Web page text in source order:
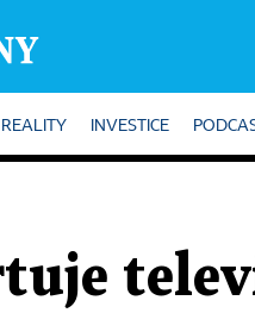
REALITY INVESTICE